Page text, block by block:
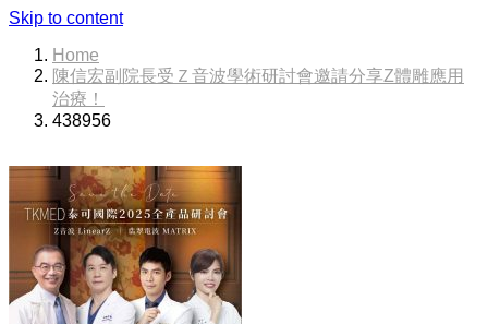
Skip to content
Home
陳信宏副院長受Ｚ音波學術研討會邀請分享Z體雕應用
治療！
438956